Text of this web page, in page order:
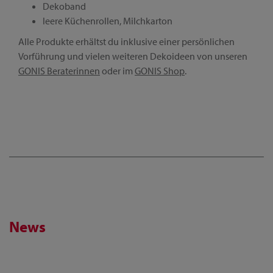
Dekoband
leere Küchenrollen, Milchkarton
Alle Produkte erhältst du inklusive einer persönlichen
Vorführung und vielen weiteren Dekoideen von unseren
GONIS Beraterinnen oder im GONIS Shop.
News